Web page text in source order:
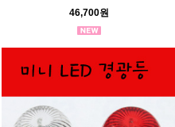
46,700원